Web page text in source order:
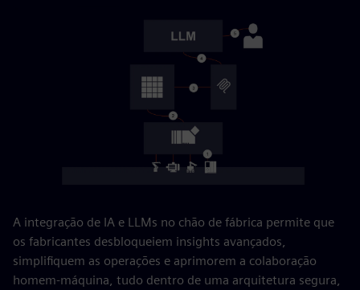
A integração de IA e LLMs no chão de fábrica permite que
os fabricantes desbloqueiem insights avançados,
simplifiquem as operações e aprimorem a colaboração
homem-máquina, tudo dentro de uma arquitetura segura,